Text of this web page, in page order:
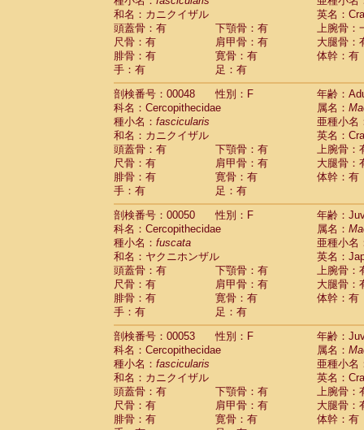
Cercopithecidae Kasi senex vetulus(1)
CercopithecidaeKasi senex
CercopithecidaeNasalis larvatus(0)
CercopithecidaePresbytes
CercopithecidaePygathrix nemaeus
CercopithecidaeSemnopithecus
Cercopithecidae
Trachypithecus
Cercopithecidae
Trachypithecus
Cercopithecidae
Trachypithecus
CercopithecidaeTrachypithecus
CercopithecidaeColobinae spp.(0)
CercopithecidaePresbytesinaespp.(0)
CercopithecidaeCercopithecidae
HylobatidaeHoolock hoolock(1)
HylobatidaeHylobates agilis
HylobatidaeHylobates klossii (0)
Hylobatidae
HylobatidaeHylobates moloch(2)
Hylobatidae Hylobates muelleri(0)
HylobatidaeHylobates pileatus(3)
Hylobatidae Hylobates
HylobatidaeHylobateshybrid(0)
HylobatidaeNomascus concolor(0)
HylobatidaeSymphalangus
Hominidae
(0)
Hominidae
Hominidae Gorilla gorilla beringei(0)
Hominidae Gorilla gorilla gorilla(0)
Primates misc.(0)
和名：カニクイザル
英名：
頭蓋骨：有
下顎骨：有
上腕骨：
尺骨：有
肩甲骨：有
大腿骨：
腓骨：有
寛骨：有
体幹：有
手：有
足：有
剖検番号：00048
性別：F
年齢：
科名：Cercopithecidae
属名：
種小名： fascicularis
亜種小名
和名：カニクイザル
英名：
頭蓋骨：有
下顎骨：有
上腕骨：
尺骨：有
肩甲骨：有
大腿骨：
腓骨：有
寛骨：有
体幹：有
手：有
足：有
剖検番号：00050
性別：F
年齢：
科名：Cercopithecidae
属名：
種小名： fuscata
亜種小名
和名：ヤクニホンザル
英名：
頭蓋骨：有
下顎骨：有
上腕骨：
尺骨：有
肩甲骨：有
大腿骨：
腓骨：有
寛骨：有
体幹：有
手：有
足：有
剖検番号：00053
性別：F
年齢：
科名：Cercopithecidae
属名：
種小名： fascicularis
亜種小名
和名：カニクイザル
英名：
頭蓋骨：有
下顎骨：有
上腕骨：
尺骨：有
肩甲骨：有
大腿骨：
腓骨：有
寛骨：有
体幹：有